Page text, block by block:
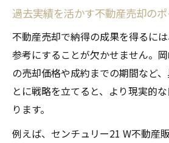
過去実績を活かす不動産売却の
不動産売却で納得の成果を得るに
参考にすることが欠かせません。
の売却価格や成約までの期間など
とに戦略を立てると、より現実的
ります。
例えば、センチュリー21 W不動産